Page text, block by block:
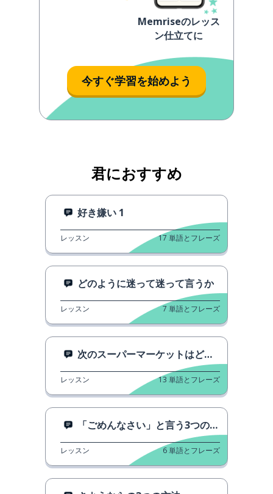
Memriseのレッス
ン仕立てに
今すぐ学習を始めよう
君におすすめ
好き嫌い 1
レッスン 17 単語とフレーズ
どのように迷って迷って言うか
レッスン 7 単語とフレーズ
次のスーパーマーケットはどこですか？
レッスン 13 単語とフレーズ
「ごめんなさい」と言う3つの方法
レッスン 6単語とフレーズ